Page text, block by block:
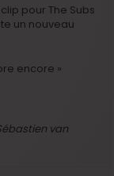
pour The Subs
un nouveau
encore »
van